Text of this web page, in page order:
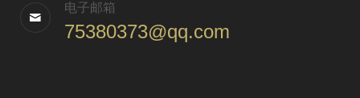
电子邮箱
75380373@qq.com